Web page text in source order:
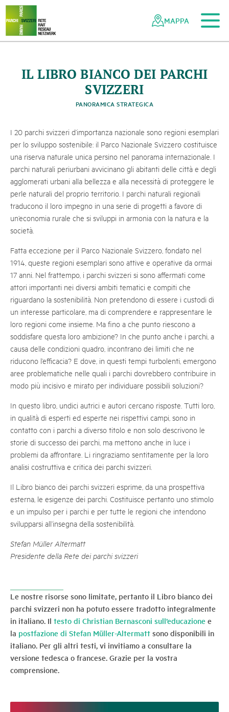
Navigazione
nella
rete
dei
Navigazione
rapida
Al contenuto principale
Alla navigazione mobile
Alla ricerca
Al piè di pagina
Alla mappa del sito
MAPPA
IL LIBRO BIANCO DEI PARCHI
SVIZZERI
PANORAMICA STRATEGICA
I 20 parchi svizzeri d’importanza nazionale sono regioni esemplari
per lo sviluppo sostenibile: il Parco Nazionale Svizzero costituisce
una riserva naturale unica persino nel panorama internazionale. I
parchi naturali periurbani avvicinano gli abitanti delle città e degli
agglomerati urbani alla bellezza e alla necessità di proteggere le
perle naturali del proprio territorio. I parchi naturali regionali
traducono il loro impegno in una serie di progetti a favore di
un’economia rurale che si sviluppi in armonia con la natura e la
società.
Fatta eccezione per il Parco Nazionale Svizzero, fondato nel
1914, queste regioni esemplari sono attive e operative da ormai
17 anni. Nel frattempo, i parchi svizzeri si sono affermati come
attori importanti nei diversi ambiti tematici e compiti che
riguardano la sostenibilità. Non pretendono di essere i custodi di
un interesse particolare, ma di comprendere e rappresentare le
loro regioni come insieme. Ma fino a che punto riescono a
soddisfare questa loro ambizione? In che punto anche i parchi, a
causa delle condizioni quadro, incontrano dei limiti che ne
riducono l’efficacia? E dove, in questi tempi turbolenti, emergono
aree problematiche nelle quali i parchi dovrebbero contribuire in
modo più incisivo e mirato per individuare possibili soluzioni?
In questo libro, undici autrici e autori cercano risposte. Tutti loro,
in qualità di esperti ed esperte nei rispettivi campi, sono in
contatto con i parchi a diverso titolo e non solo descrivono le
storie di successo dei parchi, ma mettono anche in luce i
problemi da affrontare. Li ringraziamo sentitamente per la loro
analisi costruttiva e critica dei parchi svizzeri.
Il Libro bianco dei parchi svizzeri esprime, da una prospettiva
esterna, le esigenze dei parchi. Costituisce pertanto uno stimolo
e un impulso per i parchi e per tutte le regioni che intendono
svilupparsi all’insegna della sostenibilità.
Stefan Müller Altermatt
Presidente della Rete dei parchi svizzeri
Le nostre risorse sono limitate, pertanto il Libro bianco dei
parchi svizzeri non ha potuto essere tradotto integralmente
in italiano. Il testo di Christian Bernasconi sull’educazionee
la postfazione di Stefan Müller-Altermattsono disponibili in
italiano. Per gli altri testi, vi invitiamo a consultare la
versione tedesca o francese. Grazie per la vostra
comprensione.